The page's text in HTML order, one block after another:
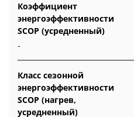
Коэффициент
энергоэффективности
SCOP (усредненный)
-
Класс сезонной
энергоэффективности
SCOP (нагрев,
усредненный)